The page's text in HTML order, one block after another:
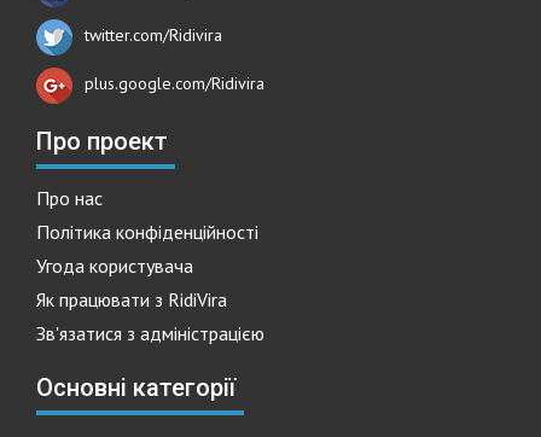
twitter.com/Ridivira
plus.google.com/Ridivira
Про проект
Про нас
Політика конфіденційності
Угода користувача
Як працювати з RidiVira
Зв'язатися з адміністрацією
Основні категорії